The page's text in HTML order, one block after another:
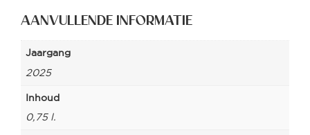
AANVULLENDE INFORMATIE
Jaargang
2025
Inhoud
0,75 l.